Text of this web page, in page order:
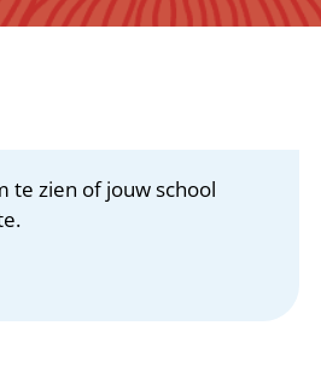
te zien of jouw school